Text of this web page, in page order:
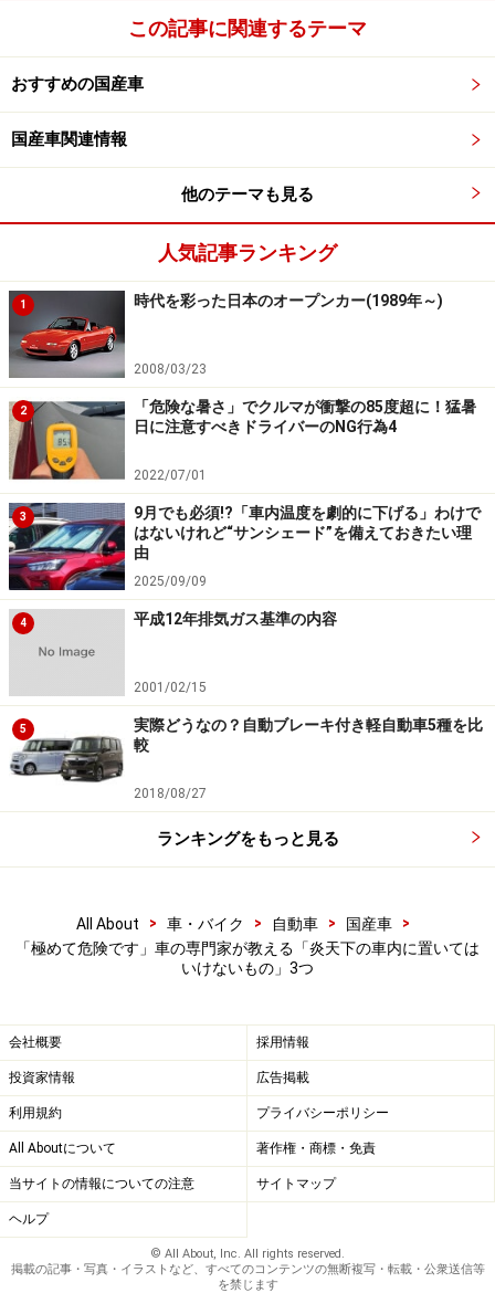
化粧品も同様です。
注意が必要なのが、スプレー缶に入ったヘアスプレーや
制汗スプレーなどです。高温によってスプレー缶の内部
の圧力が急激に上昇し、破裂すれば、火災や人身事故に
つながるため、極めて危険です。
特に注意が必要なのが、炭酸飲料です。高温によって炭
酸ガスが膨張し、ペットボトルや缶が破裂するリスクが
あります。また、ポテトチップスやスナック菓子など
も、袋が膨張し、開封時に中身が飛び散ることがありま
す。
また、生ものや乳製品は、車内の高温で急速に腐敗が進
み、食中毒を引き起こしかねません。
対策としては、サンシェードなどで直射日光を防いだ
り、日陰に駐車したり、保冷バックやクーラーボックス
しかしこれらの対策方法は決して万全ではないので、
「熱に弱い」「高圧ガスを含む」「腐敗する可能性があ
る」のうち1つでも当てはまるものは、車内に放置しな
ライター／エディター。リクルートの中古車情報誌『カ
ーセンサー』編集部を経てフリーの編集＆ライターに。
『カーセンサー』『カーセンサーエッジ』のほか一般
＜参考＞
JAF「真夏の車内温度（JAFユーザーテスト）」
※記事内容は執筆時点のものです。最新の内容をご確認くださ
い。
この記事に関連するテーマ
おすすめの国産車
国産車関連情報
他のテーマも見る
人気記事ランキング
1 時代を彩った日本のオープンカー(1989年～)
2008/03/23
2
「危険な暑さ」でクルマが衝撃の85度超に！猛暑
日に注意すべきドライバーのNG行為4
2022/07/01
3
9月でも必須!?「車内温度を劇的に下げる」わけで
はないけれど“サンシェード”を備えておきたい理
由
2025/09/09
4 平成12年排気ガス基準の内容
2001/02/15
5
実際どうなの？自動ブレーキ付き軽自動車5種を比
較
2018/08/27
ランキングをもっと見る
All About > 車・バイク > 自動車 > 国産車
>
「極めて危険です」車の専門家が教える「炎天下の車内に置いては
いけないもの」3つ
会社概要 採用情報
投資家情報 広告掲載
利用規約 プライバシーポリシー
All Aboutについて 著作権・商標・免責
当サイトの情報についての注意 サイトマップ
ヘルプ
© All About, Inc. All rights reserved.
掲載の記事・写真・イラストなど、すべてのコンテンツの無断複写・転載・公衆送信等
を禁じます